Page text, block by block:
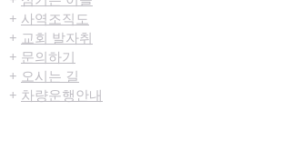
+ 사역조직도
+ 교회 발자취
+ 문의하기
+ 오시는 길
+ 차량운행안내